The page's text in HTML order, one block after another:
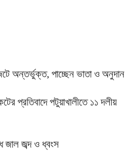
অন্তর্ভুক্ত, পাচ্ছেন ভাতা ও অনুদান
প্রতিবাদে পটুয়াখালীতে ১১ দলীয়
জাল জব্দ ও ধ্বংস